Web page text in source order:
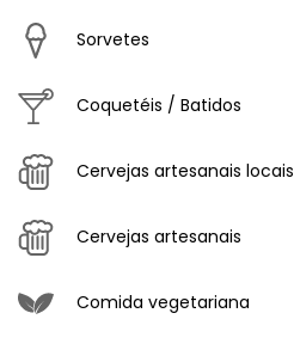
Sorvetes
Coquetéis / Batidos
Cervejas artesanais locais
Cervejas artesanais
Comida vegetariana